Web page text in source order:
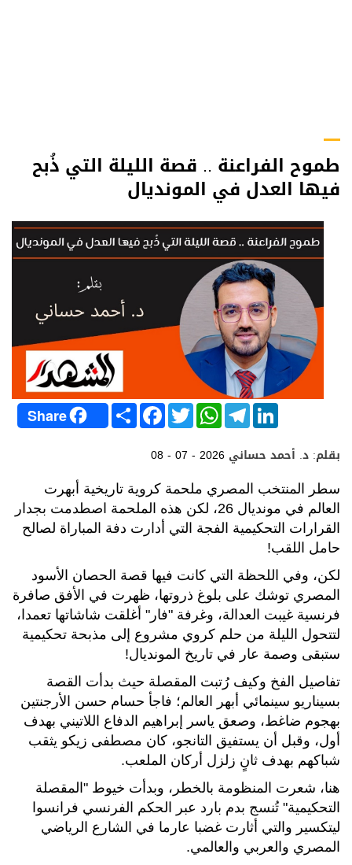
طموح الفراعنة .. قصة الليلة التي ذُبح
فيها العدل في المونديال
Share S
h
a
F
a
c
e
b
o
T
w
i
t
r
W
h
a
t
s
p
p
T
e
l
e
g
a
m
L
i
n
e
I
n
08 - 07 - 2026 بقلم: د. أحمد حساني
سطر المنتخب المصري ملحمة كروية تاريخية أبهرت
العالم في مونديال 26، لكن هذه الملحمة اصطدمت بجدار
القرارات التحكيمية الفجة التي أدارت دفة المباراة لصالح
حامل اللقب!
لكن، وفي اللحظة التي كانت فيها قصة الحصان الأسود
المصري توشك على بلوغ ذروتها، ظهرت في الأفق صافرة
فرنسية غيبت العدالة، وغرفة "فار" أغلقت شاشاتها تعمدا،
لتتحول الليلة من حلم كروي مشروع إلى مذبحة تحكيمية
ستبقى وصمة عار في تاريخ المونديال!
تفاصيل الفخ وكيف رُتبت المقصلة حيث بدأت القصة
بسيناريو سينمائي أبهر العالم؛ فاجأ حسام حسن الأرجنتين
بهجوم ضاغط، وصعق ياسر إبراهيم الدفاع اللاتيني بهدف
أول، وقبل أن يستفيق التانجو، كان مصطفى زيكو يثقب
شباكهم بهدف ثانٍ زلزل أركان الملعب.
هنا، شعرت المنظومة بالخطر، وبدأت خيوط "المقصلة
التحكيمية" تُنسج بدم بارد عبر الحكم الفرنسي فرانسوا
ليتكسير والتي أثارت غضبا عارما في الشارع الرياضي
المصري والعربي والعالمي.